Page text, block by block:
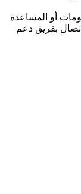
أو المساعدة
بفريق دعم